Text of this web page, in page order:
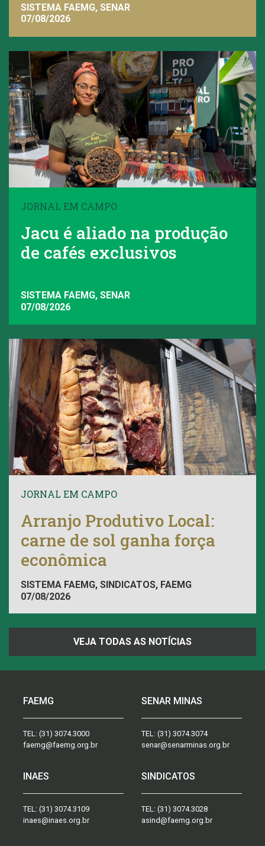
SISTEMA FAEMG, SENAR
07/08/2026
JORNAL EM CAMPO
Jacu é aliado na produção
de cafés exclusivos
SISTEMA FAEMG, SENAR
07/08/2026
JORNAL EM CAMPO
Arranjo Produtivo Local:
carne de sol ganha força
econômica
SISTEMA FAEMG, SINDICATOS, FAEMG
07/08/2026
VEJA TODAS AS NOTÍCIAS
FAEMG
TEL: (31) 3074.3000
faemg@faemg.org.br
SENAR MINAS
TEL: (31) 3074.3074
senar@senarminas.org.br
INAES
TEL: (31) 3074.3109
inaes@inaes.org.br
SINDICATOS
TEL: (31) 3074.3028
asind@faemg.org.br